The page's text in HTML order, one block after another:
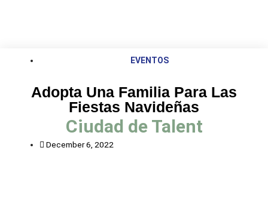
EVENTOS
Adopta Una Familia Para Las
Fiestas Navideñas
Ciudad de Talent
December 6, 2022